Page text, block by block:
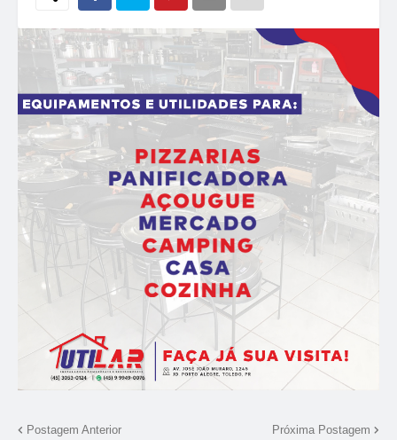
Postagem Anterior Próxima Postagem